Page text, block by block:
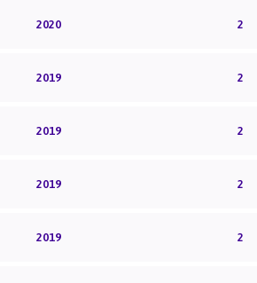
2020 2
2019 2
2019 2
2019 2
2019 2